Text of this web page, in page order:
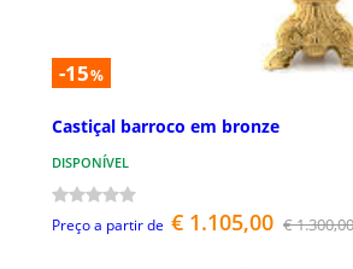
-15%
Castiçal barroco em bronze
DISPONÍVEL
Preço a partir de € 1.105,00 € 1.300,00